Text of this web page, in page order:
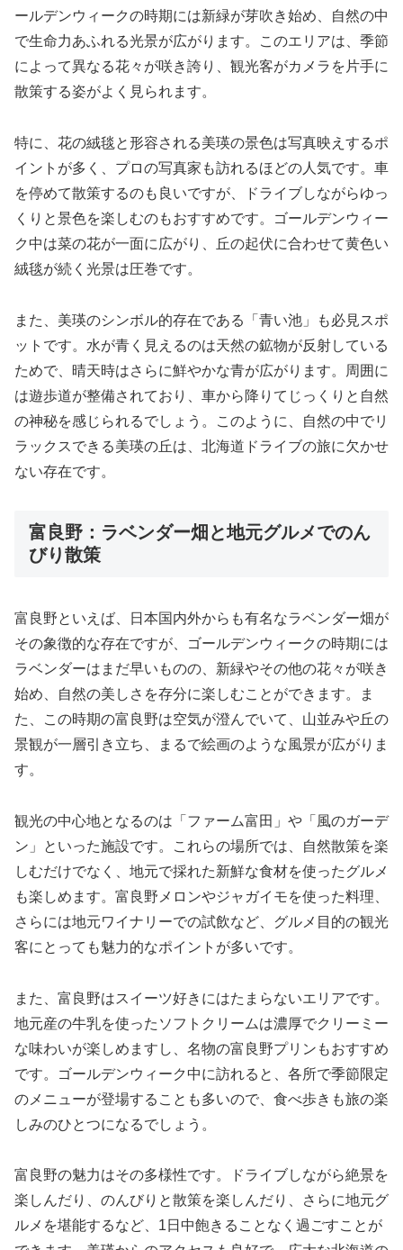
ールデンウィークの時期には新緑が芽吹き始め、自然の中
で生命力あふれる光景が広がります。このエリアは、季節
によって異なる花々が咲き誇り、観光客がカメラを片手に
散策する姿がよく見られます。
特に、花の絨毯と形容される美瑛の景色は写真映えするポ
イントが多く、プロの写真家も訪れるほどの人気です。車
を停めて散策するのも良いですが、ドライブしながらゆっ
くりと景色を楽しむのもおすすめです。ゴールデンウィー
ク中は菜の花が一面に広がり、丘の起伏に合わせて黄色い
絨毯が続く光景は圧巻です。
また、美瑛のシンボル的存在である「青い池」も必見スポ
ットです。水が青く見えるのは天然の鉱物が反射している
ためで、晴天時はさらに鮮やかな青が広がります。周囲に
は遊歩道が整備されており、車から降りてじっくりと自然
の神秘を感じられるでしょう。このように、自然の中でリ
ラックスできる美瑛の丘は、北海道ドライブの旅に欠かせ
ない存在です。
富良野：ラベンダー畑と地元グルメでのん
びり散策
富良野といえば、日本国内外からも有名なラベンダー畑が
その象徴的な存在ですが、ゴールデンウィークの時期には
ラベンダーはまだ早いものの、新緑やその他の花々が咲き
始め、自然の美しさを存分に楽しむことができます。ま
た、この時期の富良野は空気が澄んでいて、山並みや丘の
景観が一層引き立ち、まるで絵画のような風景が広がりま
す。
観光の中心地となるのは「ファーム富田」や「風のガーデ
ン」といった施設です。これらの場所では、自然散策を楽
しむだけでなく、地元で採れた新鮮な食材を使ったグルメ
も楽しめます。富良野メロンやジャガイモを使った料理、
さらには地元ワイナリーでの試飲など、グルメ目的の観光
客にとっても魅力的なポイントが多いです。
また、富良野はスイーツ好きにはたまらないエリアです。
地元産の牛乳を使ったソフトクリームは濃厚でクリーミー
な味わいが楽しめますし、名物の富良野プリンもおすすめ
です。ゴールデンウィーク中に訪れると、各所で季節限定
のメニューが登場することも多いので、食べ歩きも旅の楽
しみのひとつになるでしょう。
富良野の魅力はその多様性です。ドライブしながら絶景を
楽しんだり、のんびりと散策を楽しんだり、さらに地元グ
ルメを堪能するなど、1日中飽きることなく過ごすことが